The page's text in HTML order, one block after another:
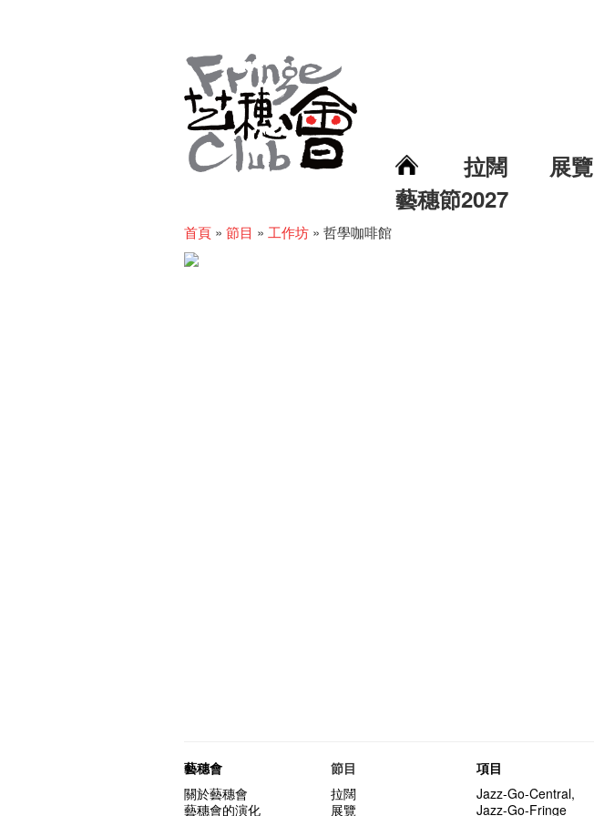
拉闊 展覽
藝穗節2027
首頁 » 節目 » 工作坊 » 哲學咖啡館
藝穗會
關於藝穗會
藝穗會的演化
節目
拉闊
展覽
項目
Jazz-Go-Central,
Jazz-Go-Fringe